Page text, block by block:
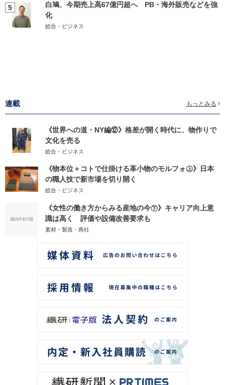
5
白鳩、今期売上高67億円超へ PB・海外販売などを強
化
総合・ビジネス
連載 もっとみる
《世界への道・NY編⑫》格差が開く時代に、物作りで
文化を売る
総合・ビジネス
《物本位＋コトで仕掛ける革小物のモルフォ㊤》日本
の職人技で新市場を切り開く
総合・ビジネス
《女性の働き方からみる産地の今㊦》キャリア向上意
識は高く 評価や設備改善要求も
素材・製造・商社